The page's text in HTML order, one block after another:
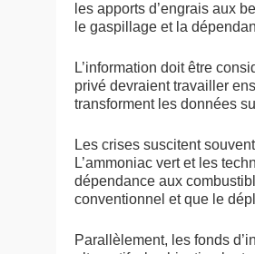
les apports d’engrais aux
le gaspillage et la
L’information doit être
privé devraient travailler
transforment les données
Les crises suscitent
L’ammoniac vert et les
dépendance aux
conventionnel et que le
Parallèlement, les fonds